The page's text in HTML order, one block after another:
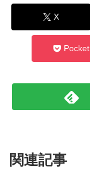
X
Pocket
関連記事